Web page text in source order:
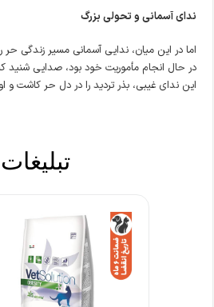
ندای آسمانی و تحولی بزرگ
اما در این میان، ندایی آسمانی مسیر زندگی
در حال انجام مأموریت خود بود، صدایی شنید
این ندای غیبی، بذر تردید را در دل حر کاشت و
تبلیغات